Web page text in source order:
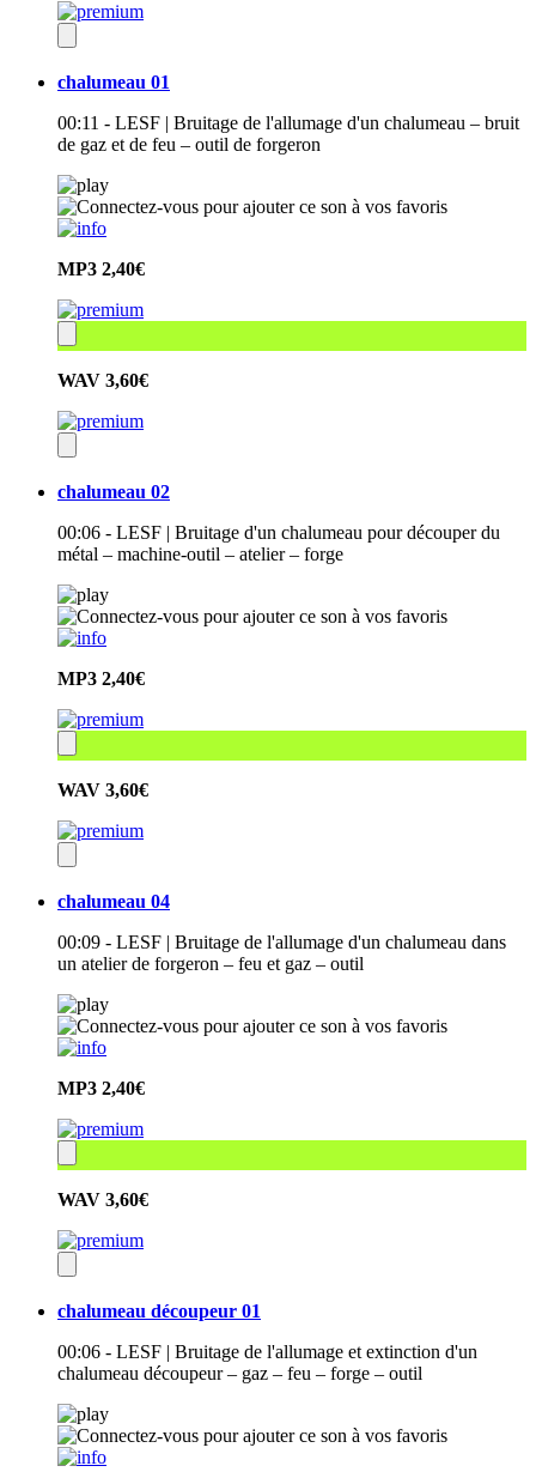
chalumeau 01
00:11 - LESF | Bruitage de l'allumage d'un chalumeau – bruit
de gaz et de feu – outil de forgeron
MP3 2,40€
WAV 3,60€
chalumeau 02
00:06 - LESF | Bruitage d'un chalumeau pour découper du
métal – machine-outil – atelier – forge
MP3 2,40€
WAV 3,60€
chalumeau 04
00:09 - LESF | Bruitage de l'allumage d'un chalumeau dans
un atelier de forgeron – feu et gaz – outil
MP3 2,40€
WAV 3,60€
chalumeau découpeur 01
00:06 - LESF | Bruitage de l'allumage et extinction d'un
chalumeau découpeur – gaz – feu – forge – outil